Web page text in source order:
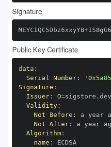
Signature
Public Key Certificate
data :
Serial Number:
Signature :
Issuer: O=sigstore.dev
Validity:
Not Before : a year
Not After: a year
Algorithm:
name :